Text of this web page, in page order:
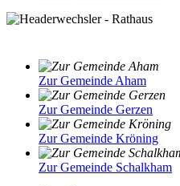
Zur Gemeinde Aham
Zur Gemeinde Gerzen
Zur Gemeinde Kröning
Zur Gemeinde Schalkham